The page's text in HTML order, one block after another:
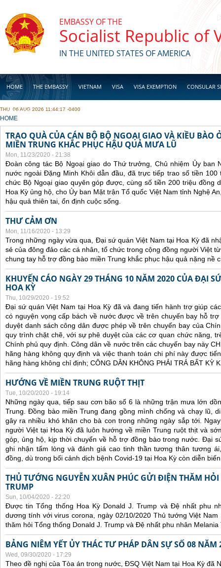
EMBASSY OF THE
Socialist Republic of
IN THE UNITED STATES OF AMERICA
HOME THE EMBASSY VIETNAM VISA VISA EXEMPTION CONSULAR
BUSINESS
THU, 06 AUG 2026 11:44:17 -0400
YOU ARE HERE
HOME
TRAO QUÀ CỦA CÁN BỘ BỘ NGOẠI GIAO VÀ KIỀU BÀO
MIỀN TRUNG KHẮC PHỤC HẬU QUẢ MƯA LŨ
Mon, 11/23/2020 - 21:38
Đoàn công tác Bộ Ngoại giao do Thứ trưởng, Chủ nhiệm Ủy ban
nước ngoài Đặng Minh Khôi dẫn đầu, đã trực tiếp trao số tiền 100
chức Bộ Ngoại giao quyên góp được, cùng số tiền 200 triệu đồng
Hoa Kỳ ủng hộ, cho Ủy ban Mặt trận Tổ quốc Việt Nam tỉnh Nghệ
hậu quả thiên tai, ổn định cuộc sống.
THƯ CẢM ƠN
Mon, 11/16/2020 - 13:29
Trong những ngày vừa qua, Đại sứ quán Việt Nam tại Hoa Kỳ đã
sẻ của đông đảo các cá nhân, tổ chức trong cộng đồng người Việt
chung tay hỗ trợ đồng bào miền Trung khắc phục hậu quả nặng nề
KHUYẾN CÁO NGÀY 29 THÁNG 10 NĂM 2020 CỦA ĐẠI
HOA KỲ
Thu, 10/29/2020 - 19:52
Đại sứ quán Việt Nam tại Hoa Kỳ đã và đang tiến hành trợ giúp
có nguyện vọng cấp bách về nước được về trên chuyến bay hỗ
duyệt danh sách công dân được phép về trên chuyến bay của
quy trình chặt chẽ, với sự phê duyệt của các cơ quan chức năng,
Chính phủ quy định. Công dân về nước trên các chuyến bay này
hãng hàng không quy định và việc thanh toán chi phí này được
hãng hàng không chỉ định; CÔNG DÂN KHÔNG PHẢI TRẢ BẤT KỲ
HƯỚNG VỀ MIỀN TRUNG RUỘT THỊT
Tue, 10/20/2020 - 19:14
Những ngày qua, tiếp sau cơn bão số 6 là những trận mưa lớn
Trung. Đồng bào miền Trung đang gồng mình chống và chạy lũ,
gây ra nhiều khó khăn cho bà con trong những ngày sắp tới.
người Việt tại Hoa Kỳ đã luôn hướng về miền Trung ruột thịt và
góp, ủng hộ, kịp thời chuyển về hỗ trợ đồng bào trong nước. Đại
ghi nhận tấm lòng và đánh giá cao tinh thần tương thân tương
đồng, dù trong bối cảnh dịch bệnh Covid-19 tại Hoa Kỳ còn diễn
THỦ TƯỚNG NGUYỄN XUÂN PHÚC GỬI ĐIỆN THĂM
TRUMP
Sun, 10/04/2020 - 22:20
Được tin Tổng thống Hoa Kỳ Donald J. Trump và Đệ nhất phu
dương tính với virus corona, ngày 02/10/2020 Thủ tướng Việt Nam
thăm hỏi Tổng thống Donald J. Trump và Đệ nhất phu nhân Melania
BẢNG NIÊM YẾT ỦY THÁC TƯ PHÁP DÂN SỰ SỐ 08 NĂM
Wed, 09/30/2020 - 17:29
Theo đề nghị của Tòa án trong nước, ĐSQ Việt Nam tại Hoa Kỳ đã